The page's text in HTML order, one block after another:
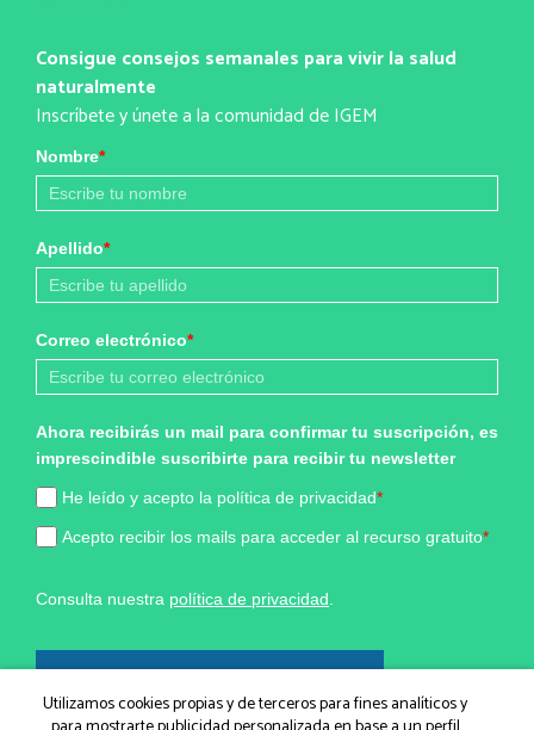
Consigue consejos semanales para vivir la salud
naturalmente
Inscríbete y únete a la comunidad de IGEM
Nombre*
Apellido*
Correo electrónico*
Ahora recibirás un mail para confirmar tu suscripción, es
imprescindible suscribirte para recibir tu newsletter
He leído y acepto la política de privacidad*
Acepto recibir los mails para acceder al recurso gratuito*
Consulta nuestra política de privacidad
Utilizamos cookies propias y de terceros para fines analíticos y